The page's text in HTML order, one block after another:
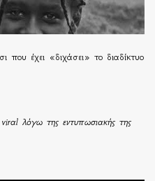
έχει «διχάσει» το διαδίκτυο
λόγω της εντυπωσιακής της